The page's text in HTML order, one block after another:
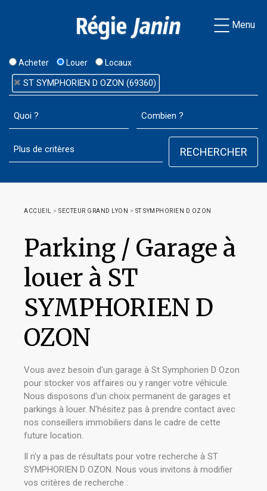
Menu
Acheter Louer Locaux
ST SYMPHORIEN D OZON (69360)
ACCUEIL > SECTEUR GRAND LYON > ST SYMPHORIEN D OZON
Parking / Garage à
louer à ST
SYMPHORIEN D
OZON
Vous avez besoin d'un garage à St Symphorien D Ozon
pour stocker vos affaires ou y ranger votre véhicule.
Nous disposons d'un choix permanent de garages et
parkings à louer. N'hésitez pas à prendre contact avec
nos conseillers immobiliers dans le cadre de cette
future location.
Il n'y a pas de résultats pour votre recherche à ST
SYMPHORIEN D OZON. Nous vous invitons à modifier
vos critères de recherche :